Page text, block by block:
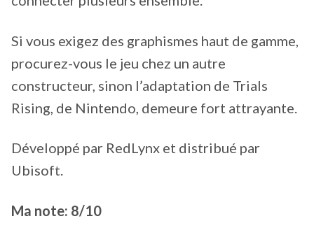
Si vous exigez des graphismes haut de gamme,
procurez-vous le jeu chez un autre
constructeur, sinon l’adaptation de Trials
Rising, de Nintendo, demeure fort attrayante.
Développé par RedLynx et distribué par
Ubisoft.
Ma note: 8/10